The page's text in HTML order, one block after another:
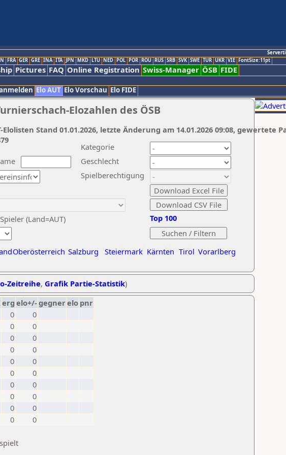
FRA GER GRE INA ITA JPN MKD LTU NED POL POR ROU RUS SRB SVK SWE TUR UKR VIE FontSize:11pt
Pictures FAQ Online Registration Swiss-Manager ÖSB FIDE
Elo AUT Elo Vorschau Elo FIDE
Elozahlen des ÖSB
Kategorie
Geschlecht
(Land=AUT)
Spielberechtigung
Oberösterreich Salzburg Steiermark Kärnten Tirol Vorarlberg
Top 100
Elolisten Stand 01.01.2026, letzte Änderung am 14.01.2026 09:08, gewertete
Zeitreihe, Grafik Partie-Statistik)
erg elo+/-gegnerelo pnr
0
0
0
0
0
0
0
0
0
0
0
0
0
0
0
0
0
0
0
0